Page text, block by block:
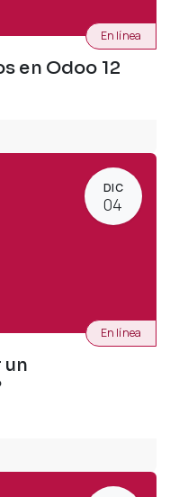
en Odoo 12
En línea
DIC
04
un
En línea